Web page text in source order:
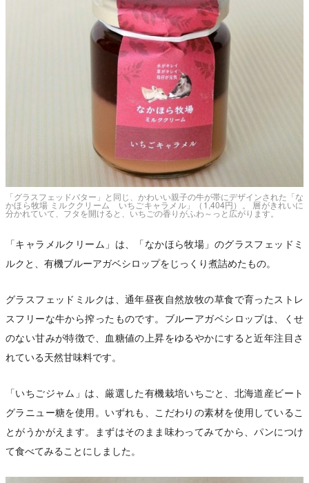
「グラスフェッドバター」と同じ、かわいい親子の牛が帯にデザインされた「な
かほら牧場 ミルククリーム いちごキャラメル」（1,404円）。 層がきれいに
分かれていて、フタを開けると、いちごの香りがふわ～っと広がります。
「キャラメルクリーム」は、「なかほら牧場」のグラスフェッドミ
ルクと、有機ブルーアガベシロップをじっくり煮詰めたもの。
グラスフェッドミルクは、通年昼夜自然放牧の草食で育ったストレ
スフリーな牛から搾ったものです。ブルーアガベシロップは、くせ
のない甘みが特徴で、血糖値の上昇をゆるやかにすると近年注目さ
れている天然甘味料です。
「いちごジャム」は、厳選した有機栽培いちごと、北海道産ビート
グラニュー糖を使用。いずれも、こだわりの素材を使用しているこ
とがうかがえます。まずはそのまま味わってみてから、パンにつけ
て食べてみることにしました。